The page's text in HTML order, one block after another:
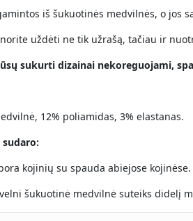
iš šukuotinės medvilnės, o jos
uždėti ne tik užrašą, tačiau ir
Jūsų sukurti dizainai nekoreguojami,
12% poliamidas, 3% elastanas.
kojinių su spauda abiejose kojinėse.
šukuotinė medvilnė suteiks didelį